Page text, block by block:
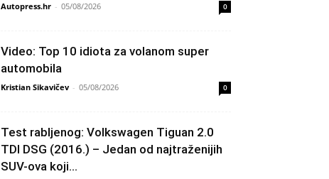
Autopress.hr - 05/08/2026 0
Video: Top 10 idiota za volanom super
automobila
Kristian Sikavičev - 05/08/2026 0
Test rabljenog: Volkswagen Tiguan 2.0
TDI DSG (2016.) – Jedan od najtraženijih
SUV-ova koji...